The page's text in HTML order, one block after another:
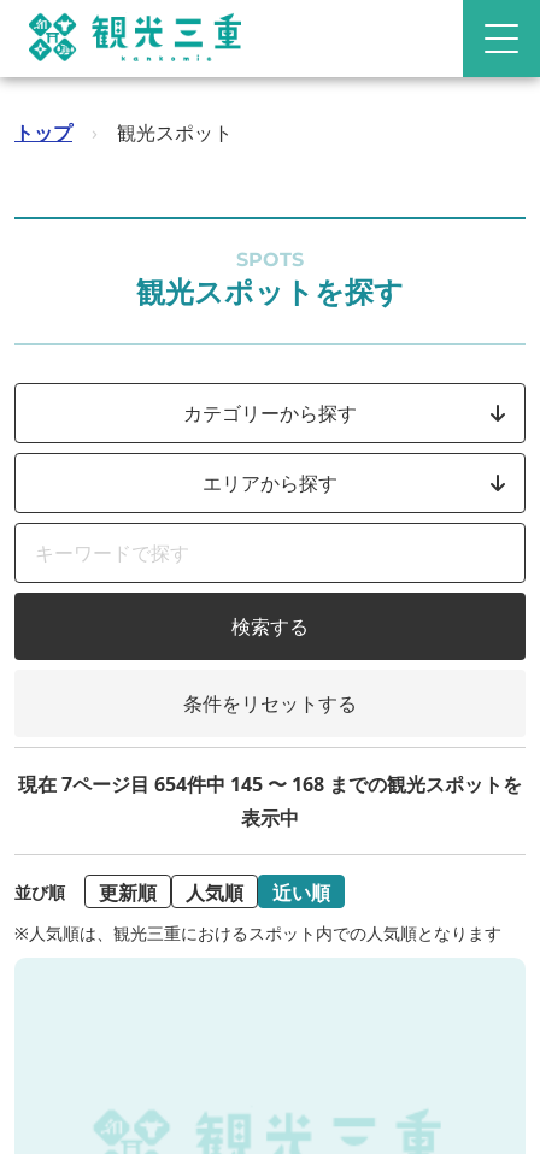
トップ › 観光スポット
SPOTS
観光スポットを探す
カテゴリーから探す
エリアから探す
検索する
条件をリセットする
現在 7ページ目 654件中 145 〜 168 までの観光スポットを
表示中
並び順 更新順 人気順 近い順
※人気順は、観光三重におけるスポット内での人気順となります